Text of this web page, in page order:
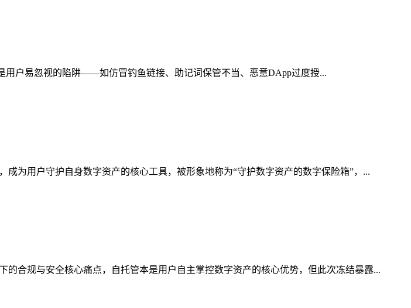
用户易忽视的陷阱——如仿冒钓鱼链接、助记词保管不当、恶意DApp过度授...
为用户守护自身数字资产的核心工具，被形象地称为“守护数字资产的数字保险箱”，...
合规与安全核心痛点，自托管本是用户自主掌控数字资产的核心优势，但此次冻结暴露...